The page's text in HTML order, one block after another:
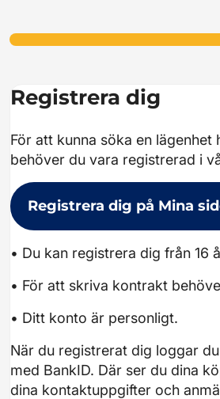
Registrera dig
För att kunna söka en lägenhet
behöver du vara registrerad i
Registrera dig på Mina
• Du kan registrera dig från 16
• För att skriva kontrakt
• Ditt konto är personligt.
När du registrerat dig loggar
med BankID. Där ser du dina
dina kontaktuppgifter och